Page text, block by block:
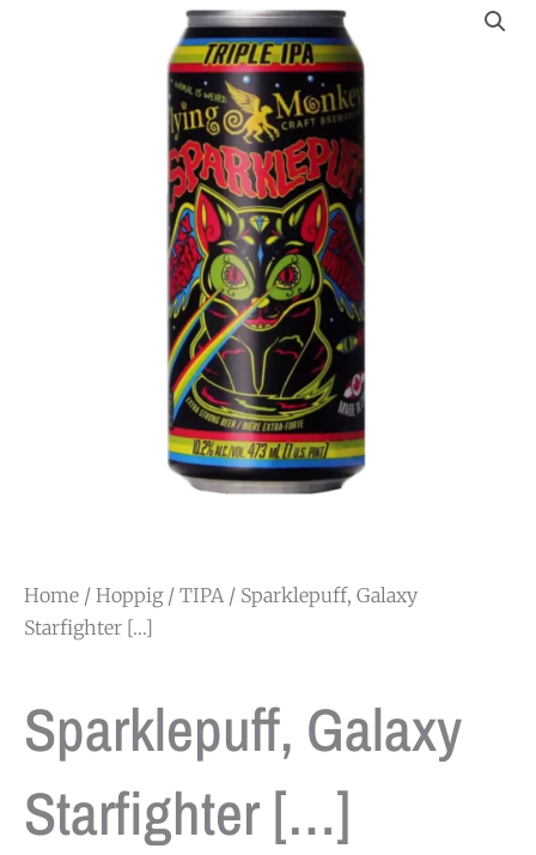
Home / Hoppig/ TIPA / Sparklepuff, Galaxy
Starfighter […]
Sparklepuff, Galaxy
Starfighter […]